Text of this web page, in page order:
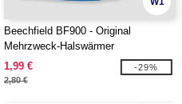
Beechfield BF900 - Original
Mehrzweck-Halswärmer
1,99 €
2,80 €
-29%